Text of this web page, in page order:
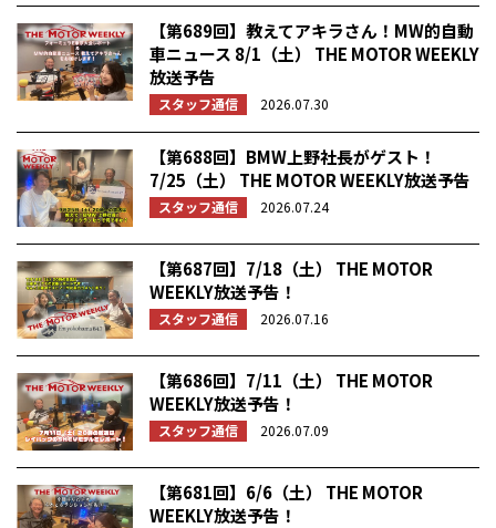
【第689回】教えてアキラさん！MW的自動
車ニュース 8/1（土） THE MOTOR WEEKLY
放送予告
スタッフ通信 2026.07.30
【第688回】BMW上野社長がゲスト！
7/25（土） THE MOTOR WEEKLY放送予告
スタッフ通信 2026.07.24
【第687回】7/18（土） THE MOTOR
WEEKLY放送予告！
スタッフ通信 2026.07.16
【第686回】7/11（土） THE MOTOR
WEEKLY放送予告！
スタッフ通信 2026.07.09
【第681回】6/6（土） THE MOTOR
WEEKLY放送予告！